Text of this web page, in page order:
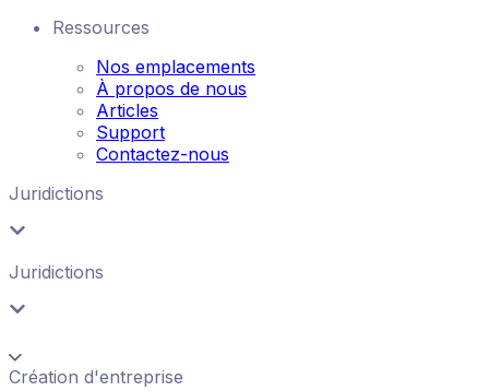
Ressources
Nos emplacements
À propos de nous
Articles
Support
Contactez-nous
Juridictions
Juridictions
Création d'entreprise